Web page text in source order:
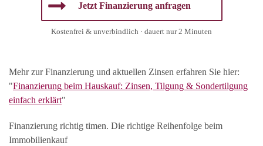
Jetzt Finanzierung anfragen
Kostenfrei & unverbindlich · dauert nur 2 Minuten
Mehr zur Finanzierung und aktuellen Zinsen erfahren Sie hier:
"Finanzierung beim Hauskauf: Zinsen, Tilgung & Sondertilgung
einfach erklärt"
Finanzierung richtig timen. Die richtige Reihenfolge beim
Immobilienkauf